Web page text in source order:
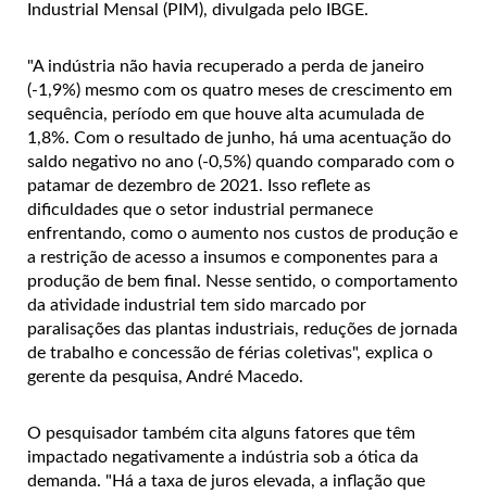
Industrial Mensal (PIM), divulgada pelo IBGE.
"A indústria não havia recuperado a perda de janeiro
(-1,9%) mesmo com os quatro meses de crescimento em
sequência, período em que houve alta acumulada de
1,8%. Com o resultado de junho, há uma acentuação do
saldo negativo no ano (-0,5%) quando comparado com o
patamar de dezembro de 2021. Isso reflete as
dificuldades que o setor industrial permanece
enfrentando, como o aumento nos custos de produção e
a restrição de acesso a insumos e componentes para a
produção de bem final. Nesse sentido, o comportamento
da atividade industrial tem sido marcado por
paralisações das plantas industriais, reduções de jornada
de trabalho e concessão de férias coletivas", explica o
gerente da pesquisa, André Macedo.
O pesquisador também cita alguns fatores que têm
impactado negativamente a indústria sob a ótica da
demanda. "Há a taxa de juros elevada, a inflação que